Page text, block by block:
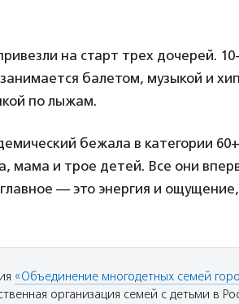
на старт трех дочерей.
балетом, музыкой и
по лыжам.
бежала в категории
мама и трое детей. Все они
— это энергия и
«Объединение многодетных семей
организация семей с детьми в